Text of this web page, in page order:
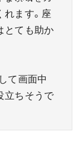
ます。座
とても助か
て画面中
立ちそうで